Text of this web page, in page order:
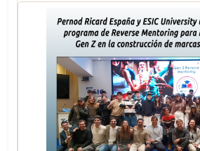
al
El nuevo sitio web de
barreras entre la
integrando en un mismo
completo de productos, los
los contenidos sobre